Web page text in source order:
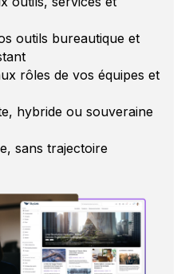
outils bureautique et
rôles de vos équipes et
hybride ou souveraine
sans trajectoire